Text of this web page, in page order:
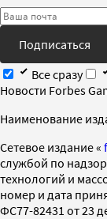
Подписаться
Все сразу
Новости Forbes
Наименование
Cетевое издание «
службой по
технологий и
номер и дата
ФС77-82431 от 23